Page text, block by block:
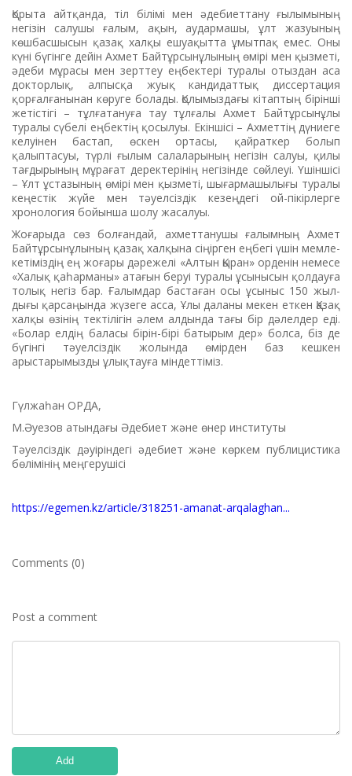
Қорыта айтқанда, тіл білімі мен әдебиеттану ғылымының
негізін салушы ғалым, ақын, аудармашы, ұлт жазуының
көшбасшысын қазақ халқы ешуақытта ұмытпақ емес. Оны
күні бүгінге дейін Ахмет Байтұрсынұлының өмірі мен қызметі,
әдеби мұрасы мен зерттеу еңбектері туралы отыздан аса
докторлық, алпысқа жуық кандидаттық диссертация
қорғалғанынан көруге болады. Қолымыздағы кітаптың бірінші
жетістігі – тұлғатануға тау тұлға­лы Ахмет Байтұрсынұлы
тура­лы сүбелі еңбектің қосылуы. Екін­ші­сі – Ахметтің дүниеге
келуі­нен ­бастап, өскен ортасы, қайрат­кер болып
қалыптасуы, түрлі ғы­лым салаларының негізін салуы, қилы
тағдырының мұрағат деректері­нің негізінде сөйлеуі. Үшіншісі
– ­Ұлт ұстазының өмірі мен қыз­меті, шығармашылығы туралы
кеңес­тік жүйе мен тәуелсіздік кезеңдегі ­ой-пікірлерге
хронология бойын­ша шолу жасалуы.
Жоғарыда сөз болғандай, ахметтанушы ғалымның Ахмет
Байтұрсынұлының қазақ хал­қына сіңірген еңбегі үшін мемле­
кетіміздің ең жоғары дәрежелі «Алтын Қыран» орденін немесе
«Халық қаһарманы» атағын беруі туралы ұсынысын қолдау­ға
толық негіз бар. Ғалымдар бастаған осы ұсыныс 150 жыл­
дығы қарсаңында жүзеге асса, Ұлы даланы мекен еткен Қазақ
халқы өзінің тек­тілігін әлем алдында тағы бір дәлел­дер еді.
«Болар елдің баласы бірін-бірі батырым дер» болса, біз де
бү­гінгі тәуелсіздік жолында өмір­ден баз кешкен
арыстарымызды ұлықтауға міндеттіміз.
Гүлжаһан ОРДА,
М.Әуезов атындағы Әдебиет және өнер институты
Тәуелсіздік дәуіріндегі әдебиет және көркем публицистика
бөлімінің меңгерушісі
https://egemen.kz/article/318251-amanat-arqalaghan...
Comments (0)
Post a comment
Add